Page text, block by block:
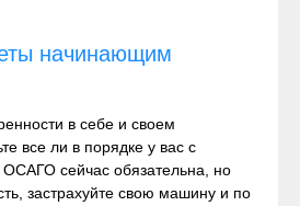
начинающим
в себе и своем
все ли в порядке у вас с
сейчас обязательна, но
застрахуйте свою машину и по